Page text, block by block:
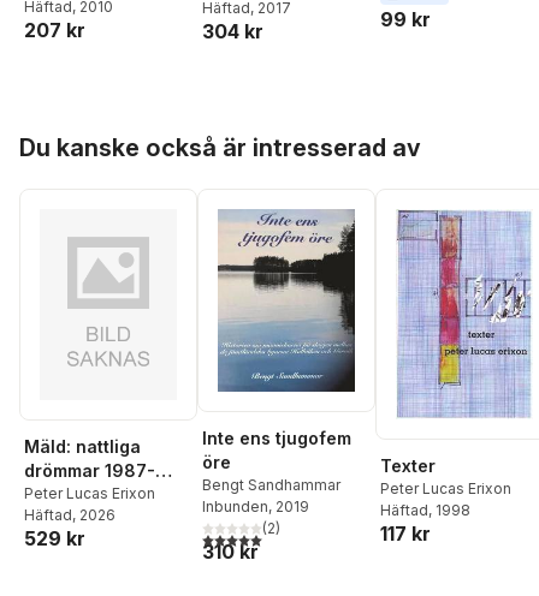
Häftad, 2010
207 kr
Häftad, 2017
304 kr
99 kr
Du kanske också är intresserad av
Mäld: nattliga
drömmar 1987-
2025
Peter Lucas Erixon
Häftad, 2026
529 kr
Inte ens tjugofem
öre
Bengt Sandhammar
Inbunden, 2019
5,0utav 5 stjärnor. Totalt antal röster:
(2)
310 kr
Texter
Peter Lucas Erixon
Häftad, 1998
117 kr